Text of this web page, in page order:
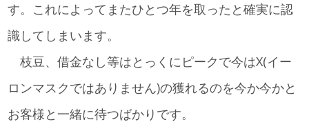
す。これによってまたひとつ年を取ったと確実に認
識してしまいます。
枝豆、借金なし等はとっくにピークで今はX(イー
ロンマスクではありません)の獲れるのを今か今かと
お客様と一緒に待つばかりです。